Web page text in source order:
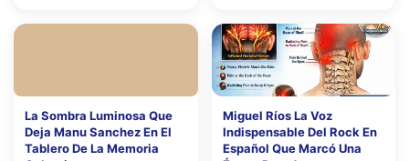
La Sombra Luminosa Que
Deja Manu Sanchez En El
Tablero De La Memoria
Miguel Ríos La Voz
Indispensable Del Rock En
Español Que Marcó Una